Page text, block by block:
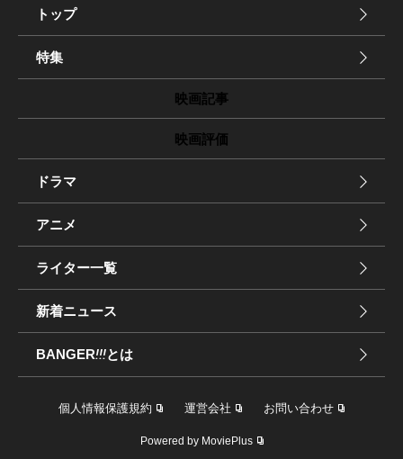
トップ
特集
映画記事
映画評価
ドラマ
アニメ
ライター一覧
新着ニュース
BANGER!!!とは
個人情報保護規約 運営会社 お問い合わせ
Powered by MoviePlus